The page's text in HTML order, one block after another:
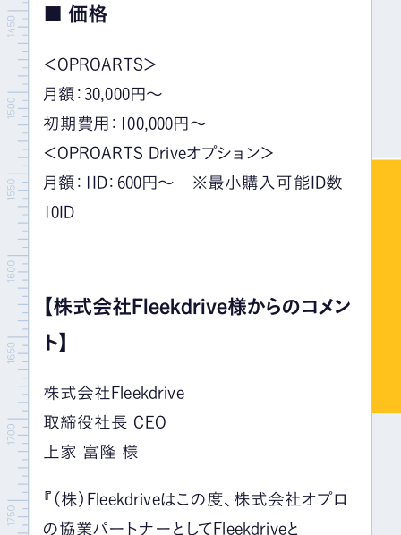
■ 価格
＜OPROARTS＞
月額：30,000円～
初期費用：100,000円～
＜OPROARTS Driveオプション＞
月額：1ID：600円～ ※最小購入可能ID数
10ID
【株式会社Fleekdrive様からのコメン
ト】
株式会社Fleekdrive
取締役社長 CEO
上家 富隆 様
『（株）Fleekdriveはこの度、株式会社オプロ
の協業パートナーとしてFleekdriveと